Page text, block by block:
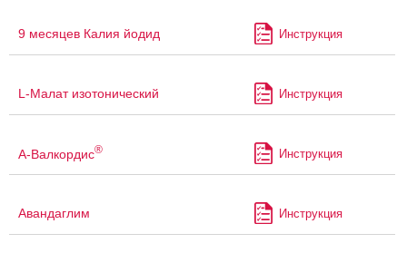
9 месяцев Калия йодид Инструкция
L-Малат изотонический Инструкция
А-Валкордис® Инструкция
Авандаглим Инструкция